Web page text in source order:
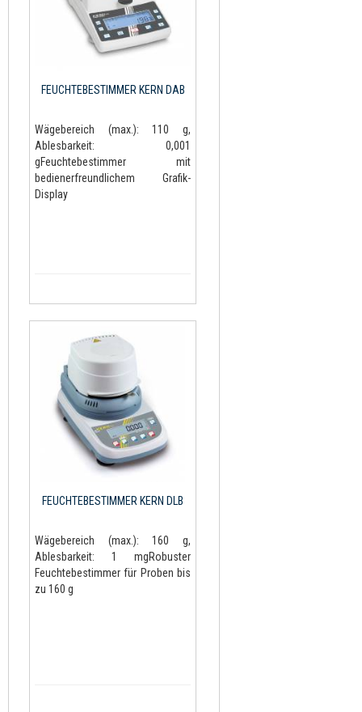
FEUCHTEBESTIMMER KERN DAB
Wägebereich (max.): 110 g,
Ablesbarkeit: 0,001
gFeuchtebestimmer mit
bedienerfreundlichem Grafik-
Display
FEUCHTEBESTIMMER KERN DLB
Wägebereich (max.): 160 g,
Ablesbarkeit: 1 mgRobuster
Feuchtebestimmer für Proben bis
zu 160 g